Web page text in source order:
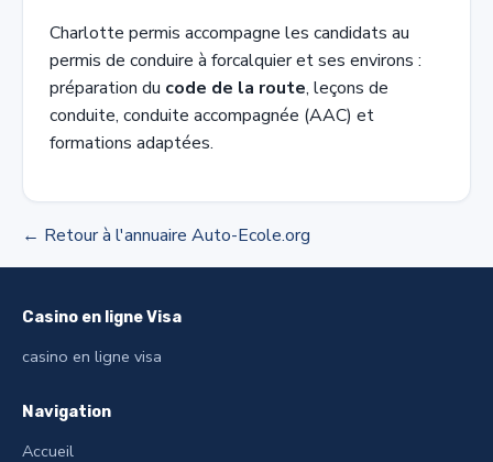
Charlotte permis accompagne les candidats au
permis de conduire à forcalquier et ses environs :
préparation du code de la route, leçons de
conduite, conduite accompagnée (AAC) et
formations adaptées.
← Retour à l'annuaire Auto-Ecole.org
Casino en ligne Visa
casino en ligne visa
Navigation
Accueil